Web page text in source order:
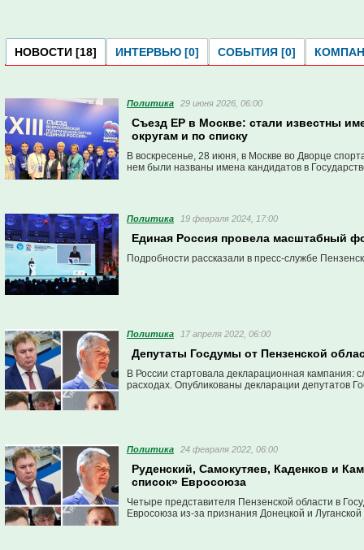
НОВОСТИ [18] ИНТЕРВЬЮ [0] СОБЫТИЯ [0]
Политика 29 июня 2026, 06:00
Съезд ЕР в Москве: стали известны
округам и по списку
В воскресенье, 28 июня, в Москве во Дворце
нем были названы имена кандидатов в
Политика 19 февраля 2024, 17:00
Единая Россия провела масштабный
Подробности рассказали в пресс-службе
Политика 17 апреля 2022, 06:00
Депутаты Госдумы от Пензенской
В России стартовала декларационная кампания:
расходах. Опубликованы декларации депутатов
Политика 24 февраля 2022, 06:00
Руденский, Самокутяев, Каденков и
список» Евросоюза
Четыре представителя Пензенской области в
Евросоюза из-за признания Донецкой и